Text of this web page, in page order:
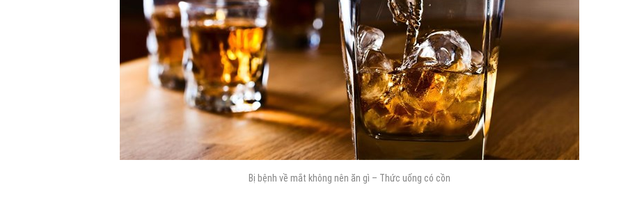
Bị bệnh về mắt không nên ăn gì – Thức uống có cồn